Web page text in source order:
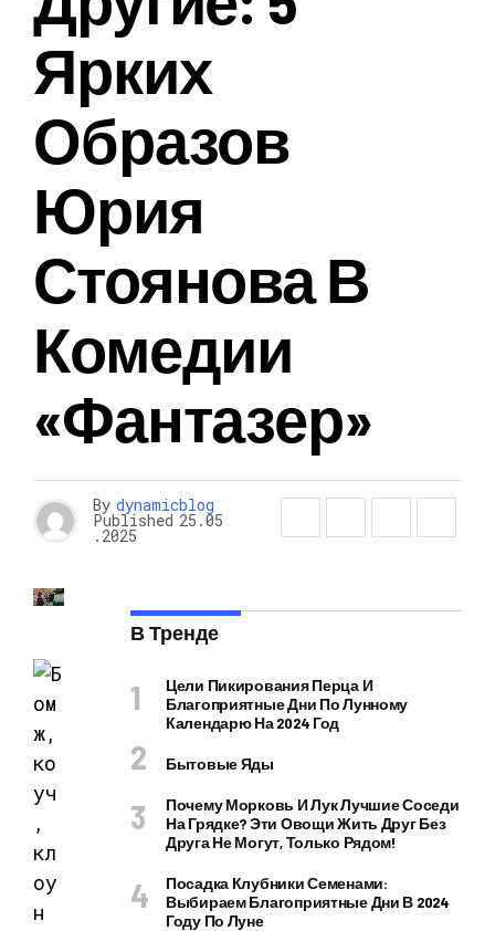
Ярких
Образов
Юрия
Стоянова В
Комедии
«Фантазер»
By dynamicblog
Published 25.05
.2025
В Тренде
Цели Пикирования Перца И
Благоприятные Дни По Лунному
Календарю На 2024 Год
Бытовые Яды
Почему Морковь И Лук Лучшие Соседи
На Грядке? Эти Овощи Жить Друг Без
Друга Не Могут, Только Рядом!
Посадка Клубники Семенами:
Выбираем Благоприятные Дни В 2024
Году По Луне